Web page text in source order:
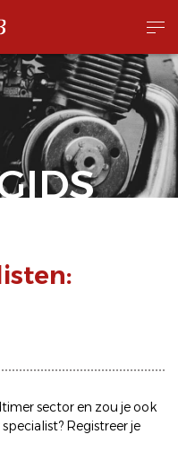
sector en zou je ook
Registreer je